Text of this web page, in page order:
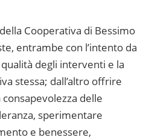
della Cooperativa di Bessimo
entrambe con l’intento da
degli interventi e la
stessa; dall’altro offrire
delle
sperimentare
e benessere,